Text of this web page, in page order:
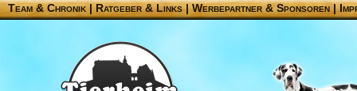
Team & Chronik |Ratgeber & Links|Werbepartner & Sponsoren|